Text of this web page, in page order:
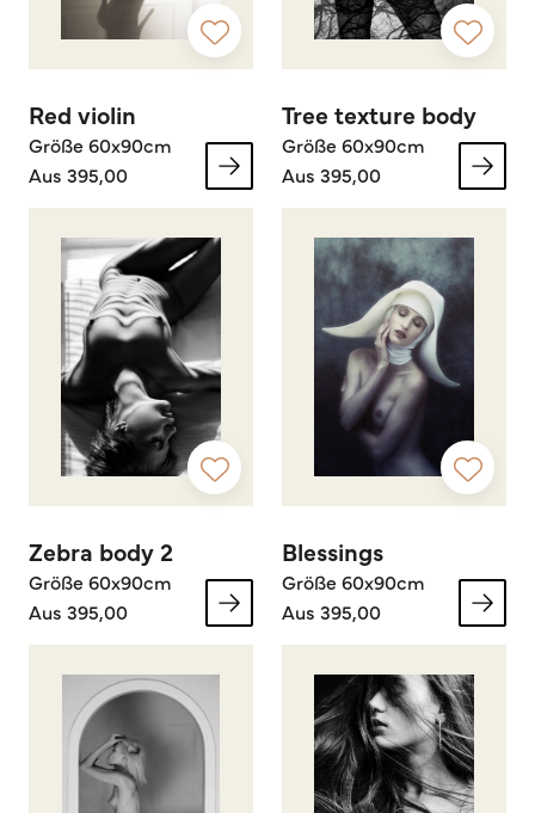
Red violin
Größe 60x90cm
Aus 395,00
Tree texture body
Größe 60x90cm
Aus 395,00
Zebra body 2
Größe 60x90cm
Aus 395,00
Blessings
Größe 60x90cm
Aus 395,00